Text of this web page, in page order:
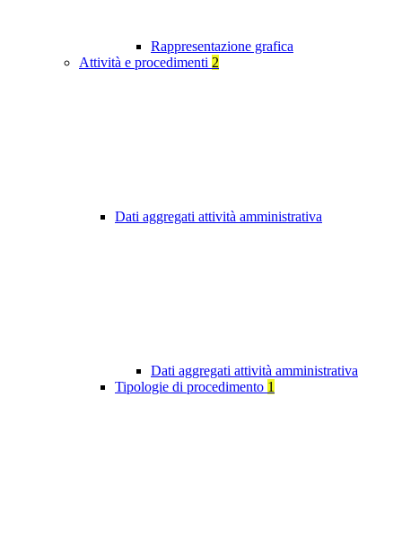
Rappresentazione grafica
Attività e procedimenti 2
Dati aggregati attività amministrativa
Dati aggregati attività amministrativa
Tipologie di procedimento 1